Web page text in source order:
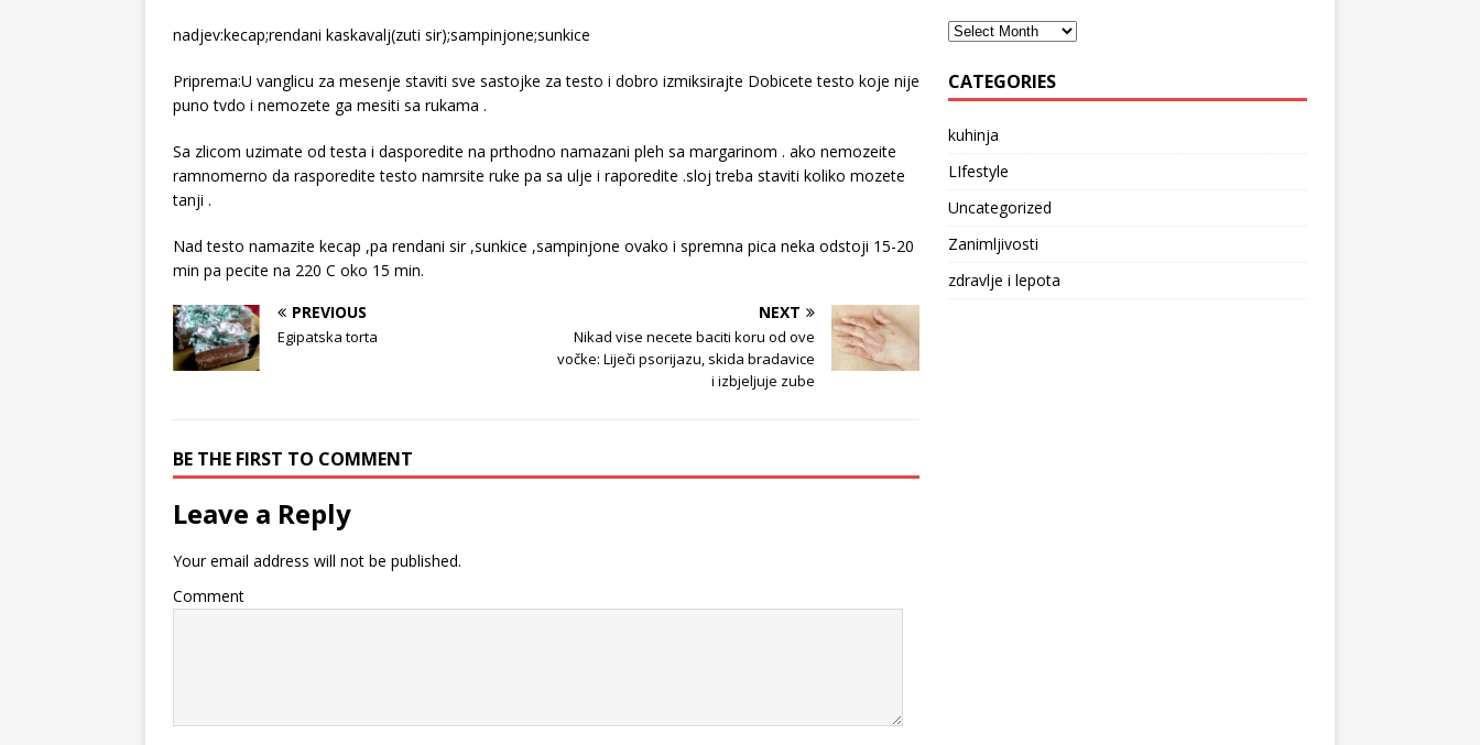
nadjev:kecap;rendani kaskavalj(zuti sir);sampinjone;sunkice
Priprema:U vanglicu za mesenje staviti sve sastojke za testo i dobro izmiksirajte Dobicete testo koje nije
puno tvdo i nemozete ga mesiti sa rukama .
Sa zlicom uzimate od testa i dasporedite na prthodno namazani pleh sa margarinom . ako nemozeite
ramnomerno da rasporedite testo namrsite ruke pa sa ulje i raporedite .sloj treba staviti koliko mozete
tanji .
Nad testo namazite kecap ,pa rendani sir ,sunkice ,sampinjone ovako i spremna pica neka odstoji 15-20
min pa pecite na 220 C oko 15 min.
PREVIOUS
Egipatska torta
NEXT
Nikad vise necete baciti koru od ove
vočke: Liječi psorijazu, skida bradavice
i izbjeljuje zube
BE THE FIRST TO COMMENT
Leave a Reply
Your email address will not be published.
Comment
CATEGORIES
kuhinja
LIfestyle
Uncategorized
Zanimljivosti
zdravlje i lepota